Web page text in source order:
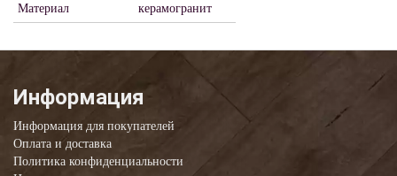
Материал керамогранит
Информация
Информация для покупателей
Оплата и доставка
Политика конфиденциальности